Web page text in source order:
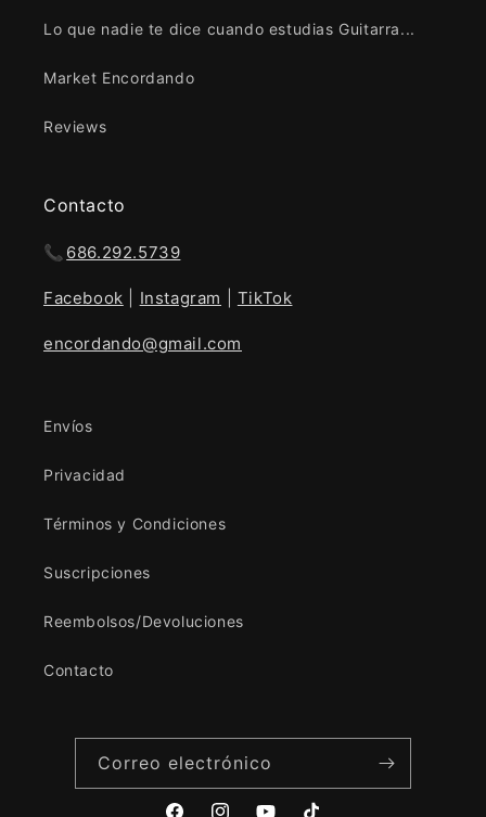
Lo que nadie te dice cuando estudias Guitarra...
Market Encordando
Reviews
Contacto
📞 686.292.5739
Facebook Instagram TikTok
encordando@gmail.com
Envíos
Privacidad
Términos y Condiciones
Suscripciones
Reembolsos/Devoluciones
Contacto
Correo electrónico